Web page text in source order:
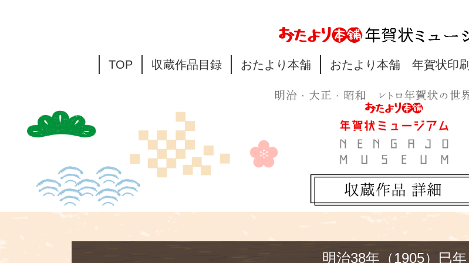
TOP 収蔵作品目録 おたより本舗 おたより本舗 年賀状印刷
明治38年（1905）巳年